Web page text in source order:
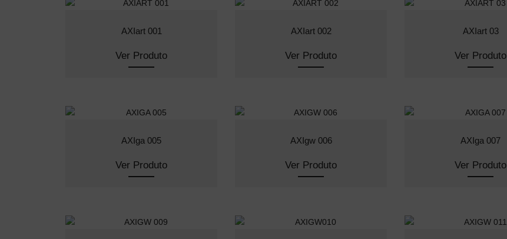
AXIart 001
Ver Produto
AXIart 002
Ver Produto
AXIart 03
Ver Produto
AXIga 005
Ver Produto
AXIgw 006
Ver Produto
AXIga 007
Ver Produto